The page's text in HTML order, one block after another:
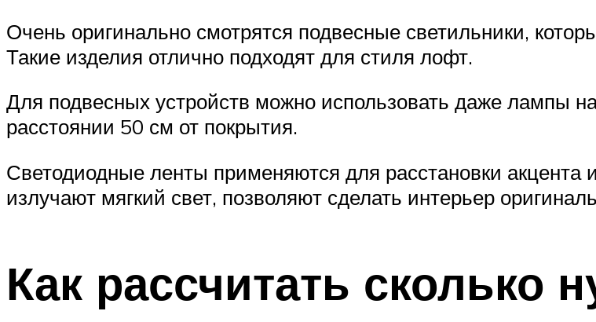
Очень оригинально смотрятся подвесные светильники,
Такие изделия отлично подходят для стиля лофт.
Для подвесных устройств можно использовать даже лампы
расстоянии 50 см от покрытия.
Светодиодные ленты применяются для расстановки акцента
излучают мягкий свет, позволяют сделать интерьер
Как рассчитать сколько